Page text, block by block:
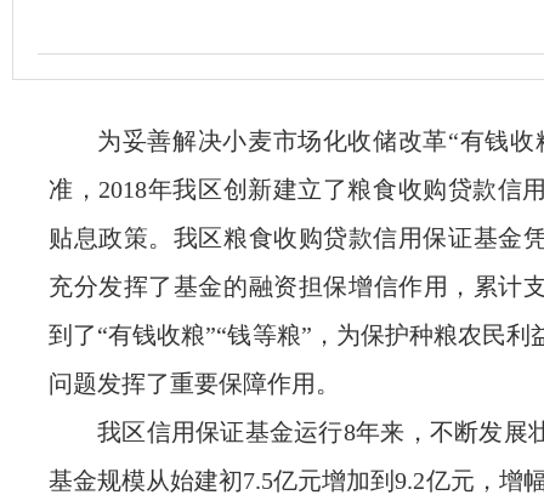
为妥善解决小麦市场化收储改革“有钱收
准 ， 2018年我区创新建立了粮食收购贷款信
贴息政策。我区粮食收购贷款信用保证基金
充分发挥了基金的融资担保增信作用，累计
到了“有钱收粮”“钱等粮”，为保护种粮农民
问题发挥了重要保障作用。
我区信用保证基金运行8年来 ， 不断发展
基金规模从始建初7.5亿元增加到9.2亿元，增